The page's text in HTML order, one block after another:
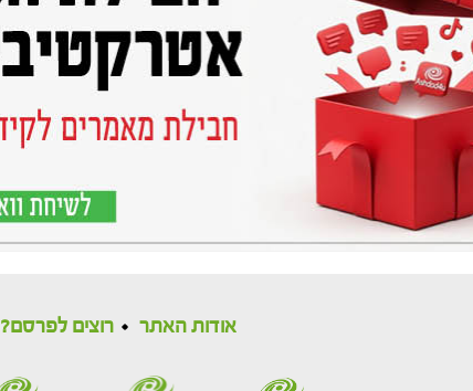
אודות האתר רוצים לפרסם?